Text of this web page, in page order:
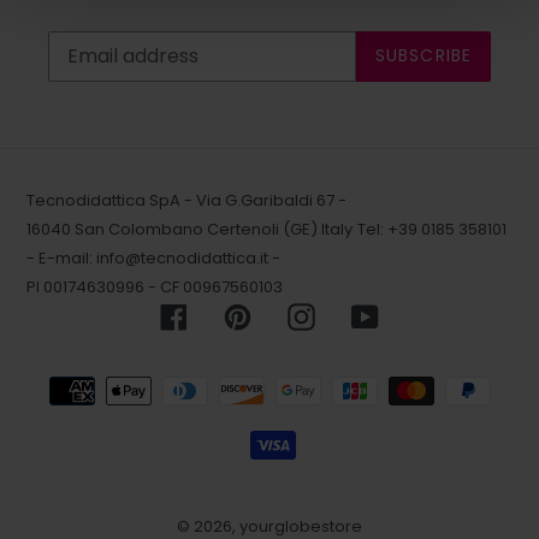
SUBSCRIBE
Tecnodidattica SpA - Via G.Garibaldi 67 -
16040 San Colombano Certenoli (GE) Italy Tel: +39 0185 358101
- E-mail: info@tecnodidattica.it -
PI 00174630996 - CF 00967560103
FacebookPinterestInstagram
Payment
methods
© 2026, yourglobestore